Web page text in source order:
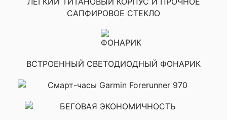
Аксессуары
/ во время
Светодиодный фонарь
Да
САПФИРОВОЕ СТЕКЛО
ВСТРОЕННЫЙ СВЕТОДИОДНЫЙ ФОНАРИК
Особенно
маршрут по
сбивался,
подсказывал